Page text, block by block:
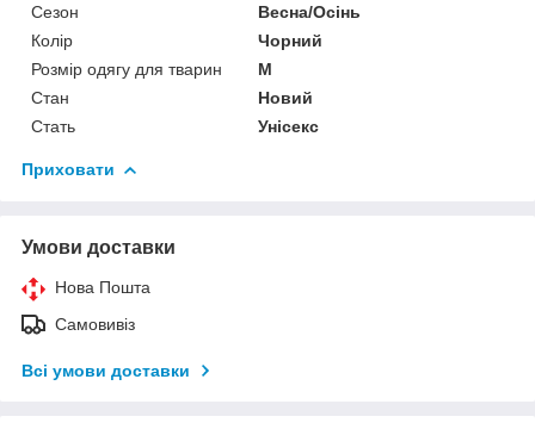
Сезон
Весна/Осінь
Колір
Чорний
Розмір одягу для тварин
M
Стан
Новий
Стать
Унісекс
Приховати
Умови доставки
Нова Пошта
Самовивіз
Всі умови доставки